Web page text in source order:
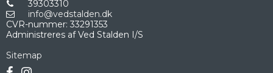
39303310
info@vedstalden.dk
CVR-nummer: 33291353
Administreres af Ved Stalden I/S
Sitemap